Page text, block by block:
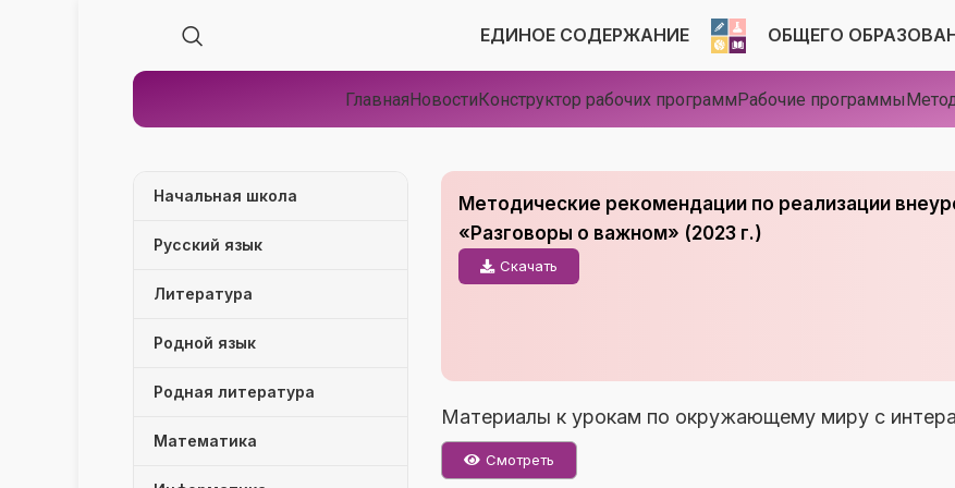
ЕДИНОЕ СОДЕРЖАНИЕ ОБЩЕГО
ГлавнаяНовостиКонструктор рабочих программРабочие программы
Методические рекомендации по реализации
«Разговоры о важном» (2023 г.)
Скачать
Материалы к урокам по окружающему миру с
Смотреть
Начальная школа
Русский язык
Литература
Родной язык
Родная литература
Математика